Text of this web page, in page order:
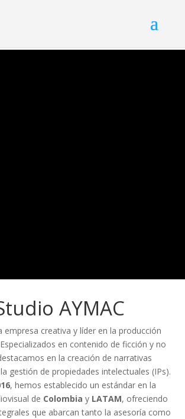
AYMAC
empresa creativa y líder en la producción
en contenido de ficción y no
en la creación de narrativas
gestión de propiedades intelectuales (IPs).
, hemos establecido un estándar en la
de Colombia y LATAM, ofreciendo
que abarcan tanto la asesoría como